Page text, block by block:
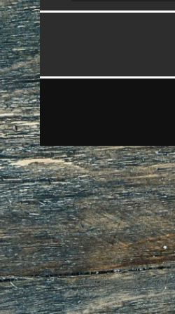
ROMA
Witaly S.r.l. ©